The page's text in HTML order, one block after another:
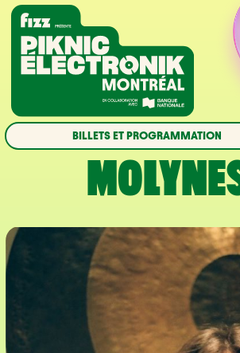
Aller à la navigation
Aller au contenu
Accueil
BILLETS ET PROGRAMMATION